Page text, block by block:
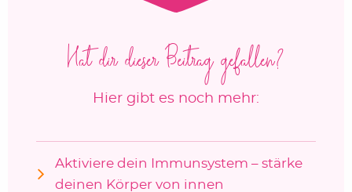
Hat dir dieser Beitrag gefallen?
Hier gibt es noch mehr:
Aktiviere dein Immunsystem – stärke
deinen Körper von innen